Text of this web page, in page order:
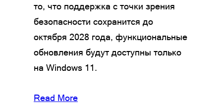
то, что поддержка с точки зрения
безопасности сохранится до
октября 2028 года, функциональные
обновления будут доступны только
на Windows 11.
Read More